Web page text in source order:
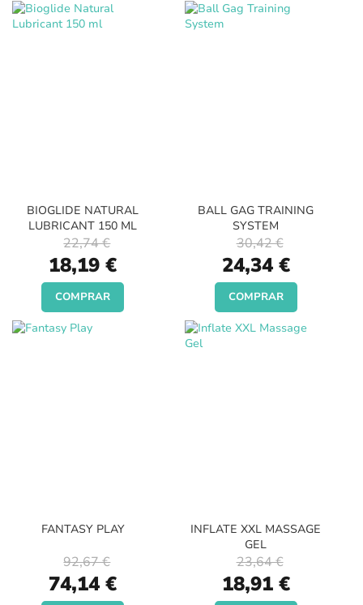
BIOGLIDE NATURAL
LUBRICANT 150 ML
Special
Price
18,19 €
22,74 €
COMPRAR
BALL GAG TRAINING
SYSTEM
Special
Price
24,34 €
30,42 €
COMPRAR
FANTASY PLAY
Special
Price
74,14 €
92,67 €
INFLATE XXL MASSAGE
GEL
Special
Price
18,91 €
23,64 €